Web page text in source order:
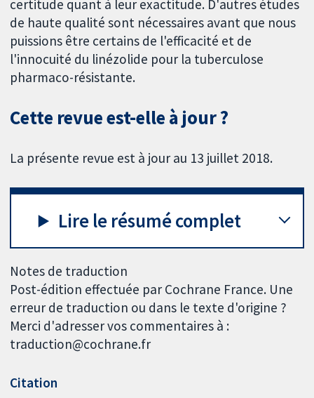
certitude quant à leur exactitude. D'autres études
de haute qualité sont nécessaires avant que nous
puissions être certains de l'efficacité et de
l'innocuité du linézolide pour la tuberculose
pharmaco-résistante.
Cette revue est-elle à jour ?
La présente revue est à jour au 13 juillet 2018.
Lire le résumé complet
Notes de traduction
Post-édition effectuée par Cochrane France. Une
erreur de traduction ou dans le texte d'origine ?
Merci d'adresser vos commentaires à :
traduction@cochrane.fr
Citation